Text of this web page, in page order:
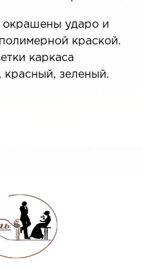
окрашены ударо и
краской.
каркаса
зеленый.